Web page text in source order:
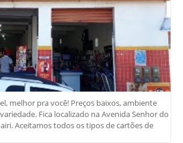
melhor pra você! Preços baixos, ambiente
Fica localizado na Avenida Senhor do
Aceitamos todos os tipos de cartões de